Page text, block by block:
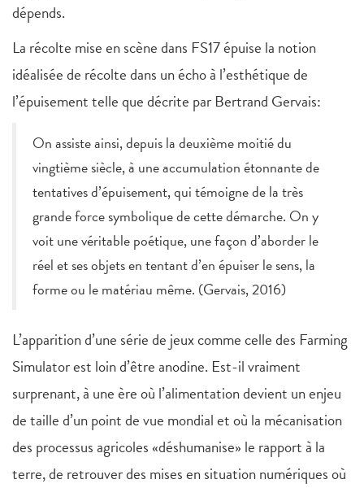
dépends.
La récolte mise en scène dans FS17 épuise la notion
idéalisée de récolte dans un écho à l’esthétique de
l’épuisement telle que décrite par Bertrand Gervais:
On assiste ainsi, depuis la deuxième moitié du
vingtième siècle, à une accumulation étonnante de
tentatives d’épuisement, qui témoigne de la très
grande force symbolique de cette démarche. On y
voit une véritable poétique, une façon d’aborder le
réel et ses objets en tentant d’en épuiser le sens, la
forme ou le matériau même. (Gervais, 2016)
L’apparition d’une série de jeux comme celle des Farming
Simulator est loin d’être anodine. Est-il vraiment
surprenant, à une ère où l’alimentation devient un enjeu
de taille d’un point de vue mondial et où la mécanisation
des processus agricoles «déshumanise» le rapport à la
terre, de retrouver des mises en situation numériques où